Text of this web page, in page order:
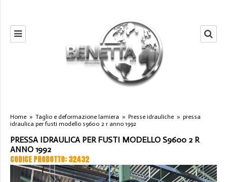
Home » Taglio e deformazione lamiera » Presse idrauliche » pressa
idraulica per fusti modello s9600 2 r anno 1992
PRESSA IDRAULICA PER FUSTI MODELLO S9600 2 R
ANNO 1992
CODICE PRODOTTO: 32432